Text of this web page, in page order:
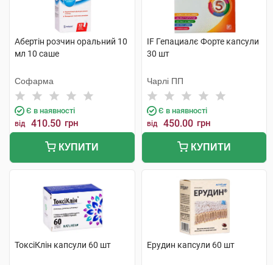
Абертін розчин оральний 10
мл 10 саше
Софарма
Є в наявності
від 410.50 грн
КУПИТИ
IF Гепациалє Форте капсули
30 шт
Чарлі ПП
Є в наявності
від 450.00 грн
КУПИТИ
ТоксіКлін капсули 60 шт Ерудин капсули 60 шт